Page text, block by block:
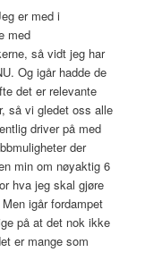
er med i
med
så vidt jeg har
Og igår hadde de
det er relevante
så vi gledet oss alle
driver på med
der
min om nøyaktig 6
hva jeg skal gjøre
igår fordampet
på at det nok ikke
er mange som